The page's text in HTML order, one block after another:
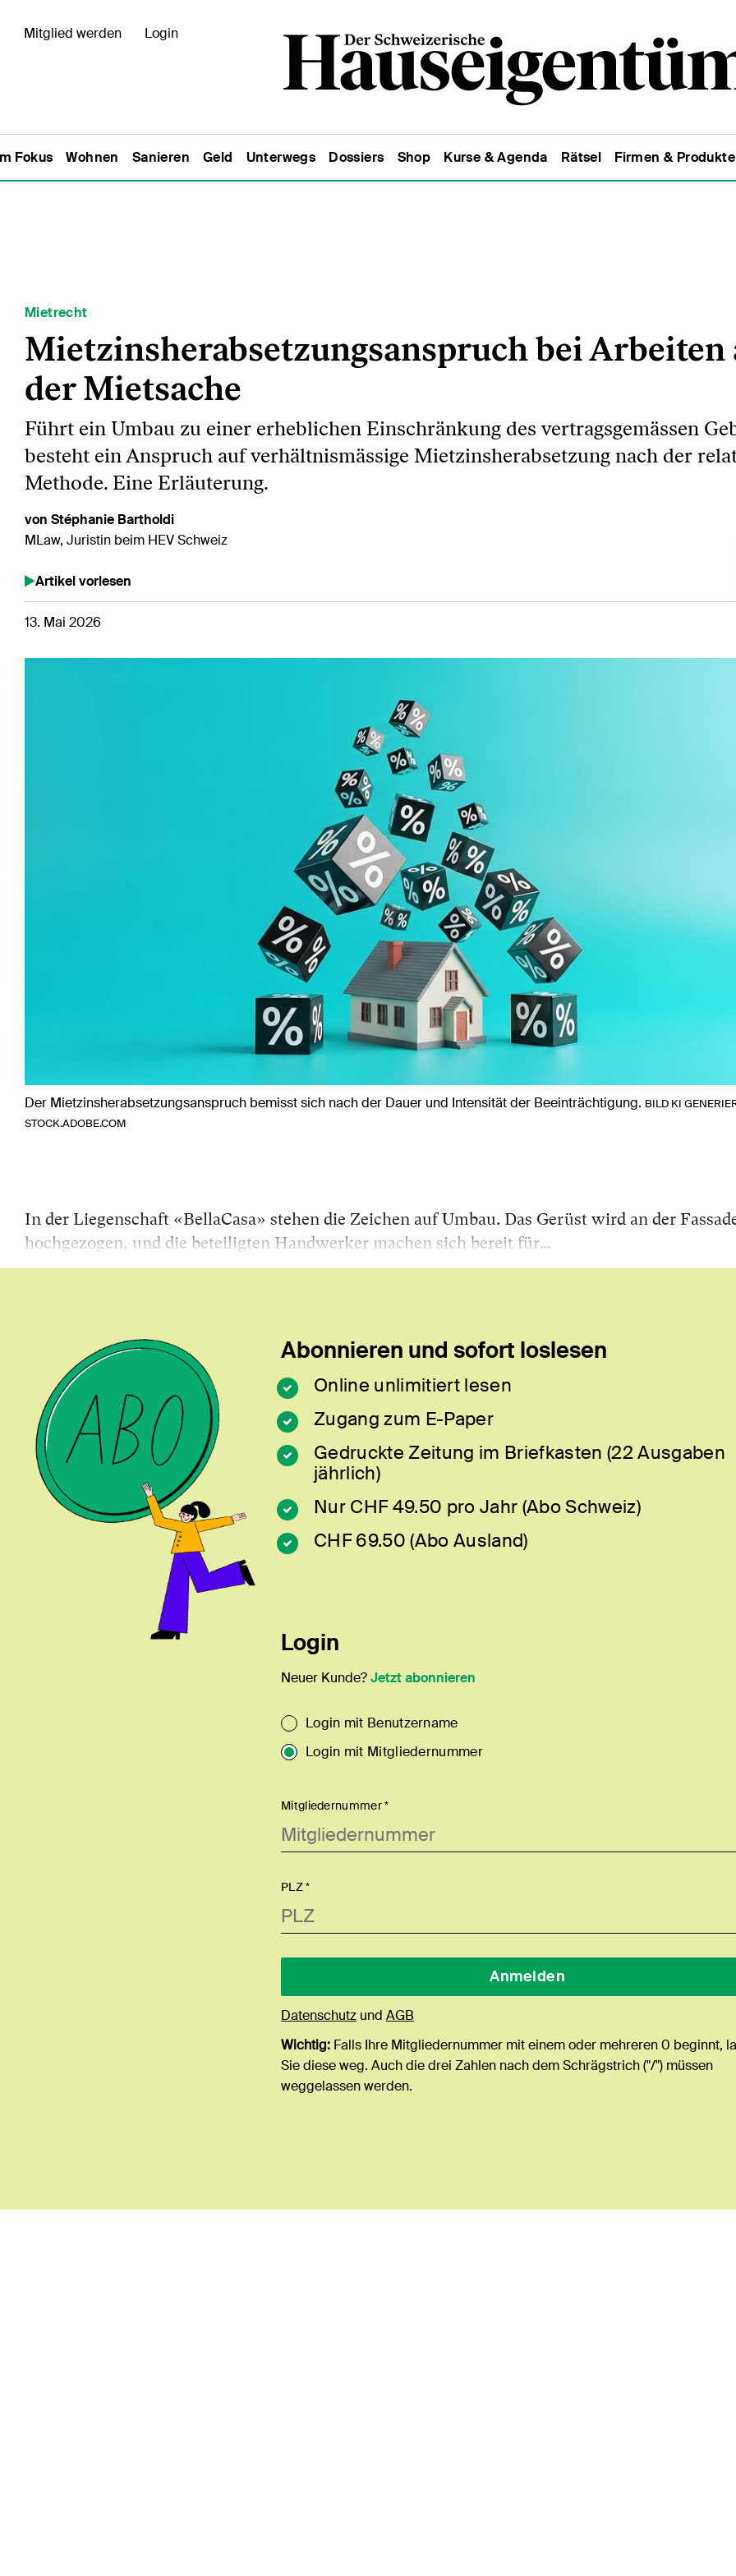
Mitglied werden Login
Fokus Wohnen Sanieren Geld Unterwegs Dossiers Shop Kurse & Agenda Rätsel Firmen & Produkte
Mietrecht
Mietzinsherabsetzungsanspruch bei Arbeiten
der Mietsache
Führt ein Umbau zu einer erheblichen Einschränkung des vertragsgemässen
besteht ein Anspruch auf verhältnismässige Mietzinsherabsetzung nach der
Methode. Eine Erläuterung.
von Stéphanie Bartholdi
MLaw, Juristin beim HEV Schweiz
Artikel vorlesen
13. Mai 2026
Der Mietzinsherabsetzungsanspruch bemisst sich nach der Dauer und Intensität der Beeinträchtigung. BILD KI
STOCK.ADOBE.COM
In der Liegenschaft «BellaCasa» stehen die Zeichen auf Umbau. Das Gerüst wird an der
hochgezogen, und die beteiligten Handwerker machen sich bereit für…
Abonnieren und sofort loslesen
Online unlimitiert lesen
Zugang zum E-Paper
Gedruckte Zeitung im Briefkasten (22 Ausgaben
jährlich)
Nur CHF 49.50 pro Jahr (Abo Schweiz)
CHF 69.50 (Abo Ausland)
Login
Neuer Kunde?Jetzt abonnieren
Login mit Benutzername
Login mit Mitgliedernummer
Mitgliedernummer *
PLZ *
Datenschutz und AGB
Wichtig: Falls Ihre Mitgliedernummer mit einem oder mehreren 0 beginnt,
Sie diese weg. Auch die drei Zahlen nach dem Schrägstrich ("/") müssen
weggelassen werden.